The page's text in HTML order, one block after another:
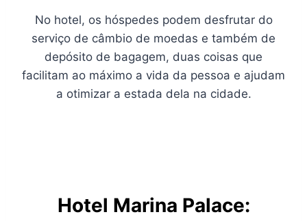
No hotel, os hóspedes podem desfrutar do
serviço de câmbio de moedas e também de
depósito de bagagem, duas coisas que
facilitam ao máximo a vida da pessoa e ajudam
a otimizar a estada dela na cidade.
Hotel Marina Palace: